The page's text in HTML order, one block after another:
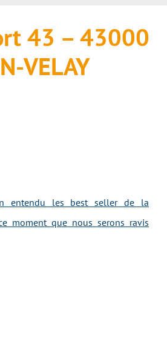
43 – 43000
VELAY
entendu les best seller de la
moment que nous serons ravis